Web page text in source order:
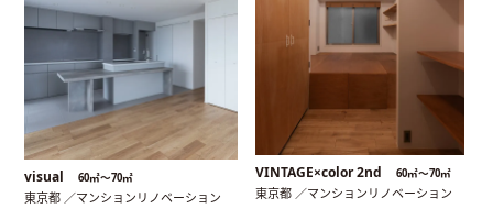
visual 60㎡〜70㎡
東京都 ／マンションリノベーション
VINTAGE×color 2nd 60㎡〜70㎡
東京都 ／マンションリノベーション